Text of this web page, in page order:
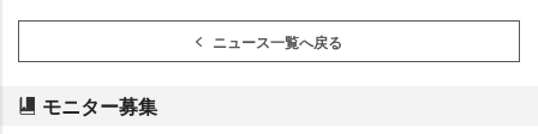
ニュース一覧へ戻る
モニター募集